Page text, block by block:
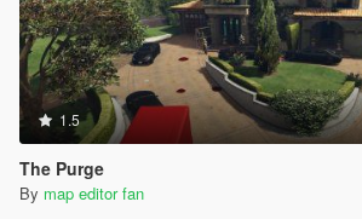
1.5
The Purge
By map editor fan